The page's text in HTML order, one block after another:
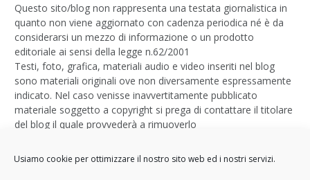
Usiamo cookie per ottimizzare il nostro sito web ed i nostri servizi.
Questo sito/blog non rappresenta una testata giornalistica in
quanto non viene aggiornato con cadenza periodica né è da
considerarsi un mezzo di informazione o un prodotto
editoriale ai sensi della legge n.62/2001
Testi, foto, grafica, materiali audio e video inseriti nel blog
sono materiali originali ove non diversamente espressamente
indicato. Nel caso venisse inavvertitamente pubblicato
materiale soggetto a copyright si prega di contattare il titolare
del blog il quale provvederà a rimuoverlo
Logo bySizegraph